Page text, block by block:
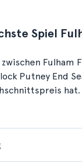
Spiel
Fulham
Putney End
hat.